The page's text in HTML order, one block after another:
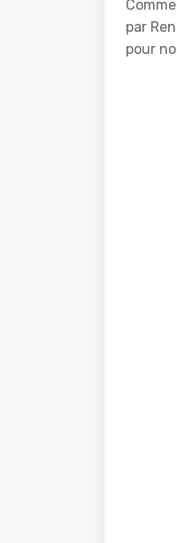
par
pour